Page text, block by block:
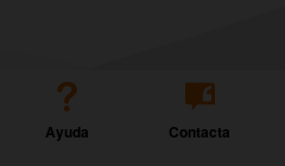
Ayuda Contacta